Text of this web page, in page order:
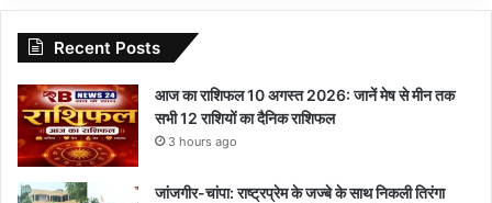
Recent Posts
आज का राशिफल 10 अगस्त 2026: जानें मेष से मीन तक
सभी 12 राशियों का दैनिक राशिफल
3 hours ago
जांजगीर-चांपा: राष्ट्रप्रेम के जज्बे के साथ निकली तिरंगा